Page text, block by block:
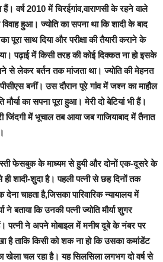
हैं। वर्ष 2010 में चिरईगांव,वाराणसी के रहने वाले
विवाह हुआ। ज्योति का सपना था कि शादी के बाद
साथ दिया और परीक्षा की तैयारी कराने के
पढ़ाई में किसी तरह की कोई दिक्कत ना हो इसके
से लेकर बर्तन तक मांजता था। ज्योति की मेहनत
बनीं। उस दौरान पूरे गांव में जश्न का माहौल
का सपना पूरा हुआ। मेरी दो बेटियां भी हैं।
में भूचाल तब आया जब गाजियाबाद में तैनात
फेसबुक के माध्यम से हुयी और दोनों एक-दूसरे के
शादी-शुदा है। पहली पत्नी से छह दिनों तक
चाहता है,जिसका पारिवारिक न्यायालय में
बताया कि उनकी पत्नी ज्योति मौर्या शुगर
पत्नी ने अपने मोबाइल में मनीष दूबे के नंबर पर
है ताकि किसी को शक ना हो कि उसका कमांडेंट
चल रहा है। यह सिलसिला लगभग दो वर्ष से